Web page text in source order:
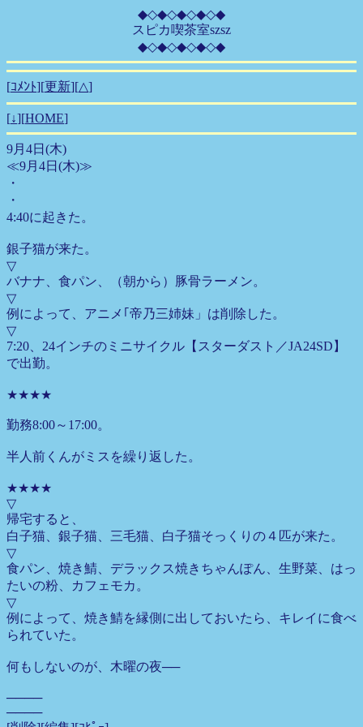
◆◇◆◇◆◇◆◇◆
スピカ喫茶室szsz
◆◇◆◇◆◇◆◇◆
[ｺﾒﾝﾄ][更新][△]
[↓][HOME]
9月4日(木)
≪9月4日(木)≫
・
・
4:40に起きた。
銀子猫が来た。
▽
バナナ、食パン、（朝から）豚骨ラーメン。
▽
例によって、アニメ｢帝乃三姉妹」は削除した。
▽
7:20、24インチのミニサイクル【スターダスト／JA24SD】
で出勤。
★★★★
勤務8:00～17:00。
半人前くんがミスを繰り返した。
★★★★
▽
帰宅すると、
白子猫、銀子猫、三毛猫、白子猫そっくりの４匹が来た。
▽
食パン、焼き鯖、デラックス焼きちゃんぽん、生野菜、はっ
たいの粉、カフェモカ。
▽
例によって、焼き鯖を縁側に出しておいたら、キレイに食べ
られていた。
何もしないのが、木曜の夜──
────
────